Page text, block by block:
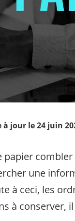
à jour le 24 juin
papier
une
à ceci, les
à conserver,